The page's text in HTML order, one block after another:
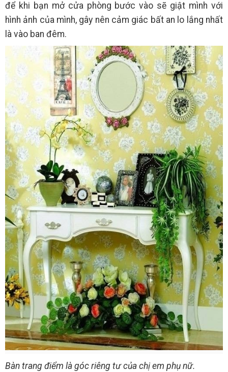
để khi bạn mở cửa phòng bước vào sẽ giật mình với
hình ảnh của mình, gây nên cảm giác bất an lo lắng nhất
là vào ban đêm.
Bàn trang điểm là góc riêng tư của chị em phụ nữ.